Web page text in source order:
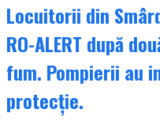
Locuitorii din
RO-ALERT după
fum. Pompierii au
protecție.